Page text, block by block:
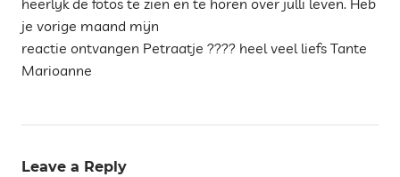
heerlijk de fotos te zien en te horen over julli leven. Heb
je vorige maand mijn
reactie ontvangen Petraatje ???? heel veel liefs Tante
Marioanne
Leave a Reply